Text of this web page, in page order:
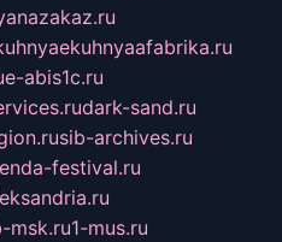
e-abis1c.ru
dark-sand.ru
sib-archives.ru
festival.ru
msk.ru1-mus.ru